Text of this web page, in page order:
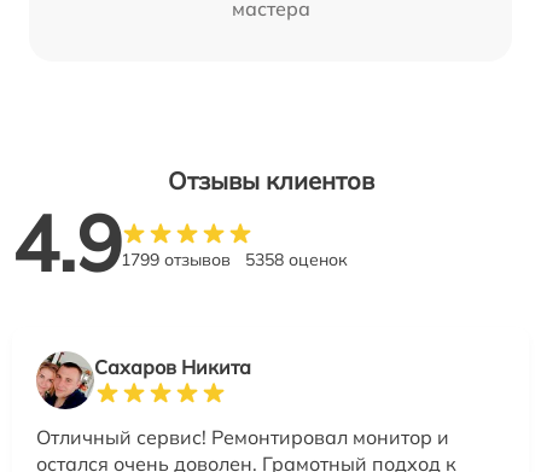
мастера
Отзывы клиентов
4.91799 отзывов 5358 оценок
Сахаров Никита
Отличный сервис! Ремонтировал монитор и
остался очень доволен. Грамотный подход к